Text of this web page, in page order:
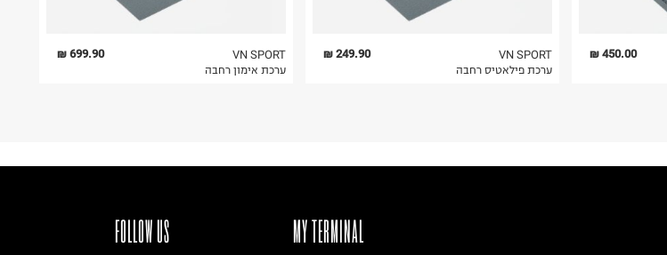
699.90 ₪
VN SPORT
ערכת אימון רחבה
249.90 ₪
VN SPORT
ערכת פילאטיס רחבה
450.00 ₪
FOLLOW US MY TERMINAL